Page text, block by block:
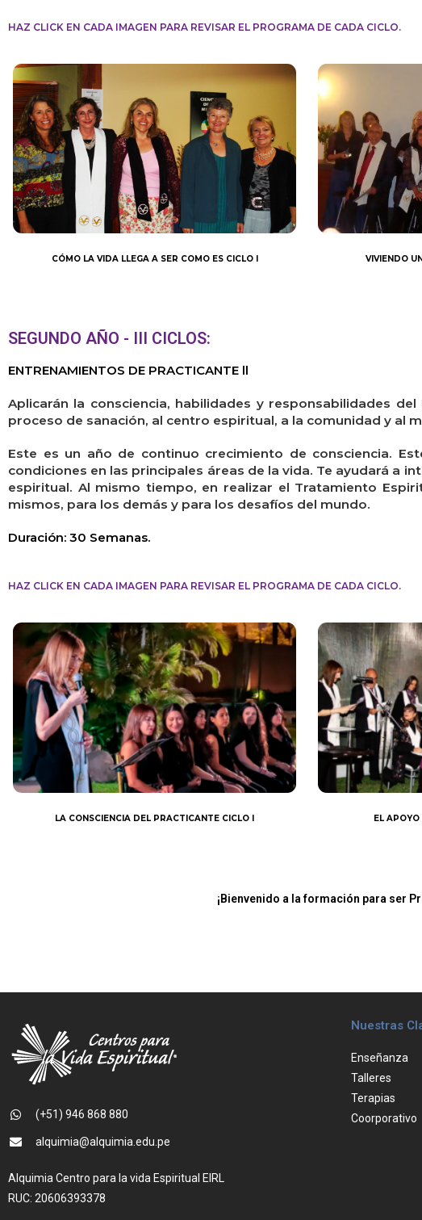
HAZ CLICK EN CADA IMAGEN PARA REVISAR EL PROGRAMA DE CADA CICLO.
CÓMO LA VIDA LLEGA A SER COMO ES CICLO I VIVIENDO
SEGUNDO AÑO - III CICLOS:
ENTRENAMIENTOS DE PRACTICANTE ll
Aplicarán la consciencia, habilidades y responsabilidades
proceso de sanación, al centro espiritual, a la comunidad y al
Este es un año de continuo crecimiento de consciencia.
condiciones en las principales áreas de la vida. Te ayudará a
espiritual. Al mismo tiempo, en realizar el Tratamiento
mismos, para los demás y para los desafíos del mundo.
Duración: 30 Semanas.
HAZ CLICK EN CADA IMAGEN PARA REVISAR EL PROGRAMA DE CADA CICLO.
LA CONSCIENCIA DEL PRACTICANTE CICLO I EL
¡Bienvenido a la formación para ser
(+51) 946 868 880
alquimia@alquimia.edu.pe
Alquimia Centro para la vida Espiritual EIRL
RUC: 20606393378
Nuestras
Enseñanza
Talleres
Terapias
Coorporativo